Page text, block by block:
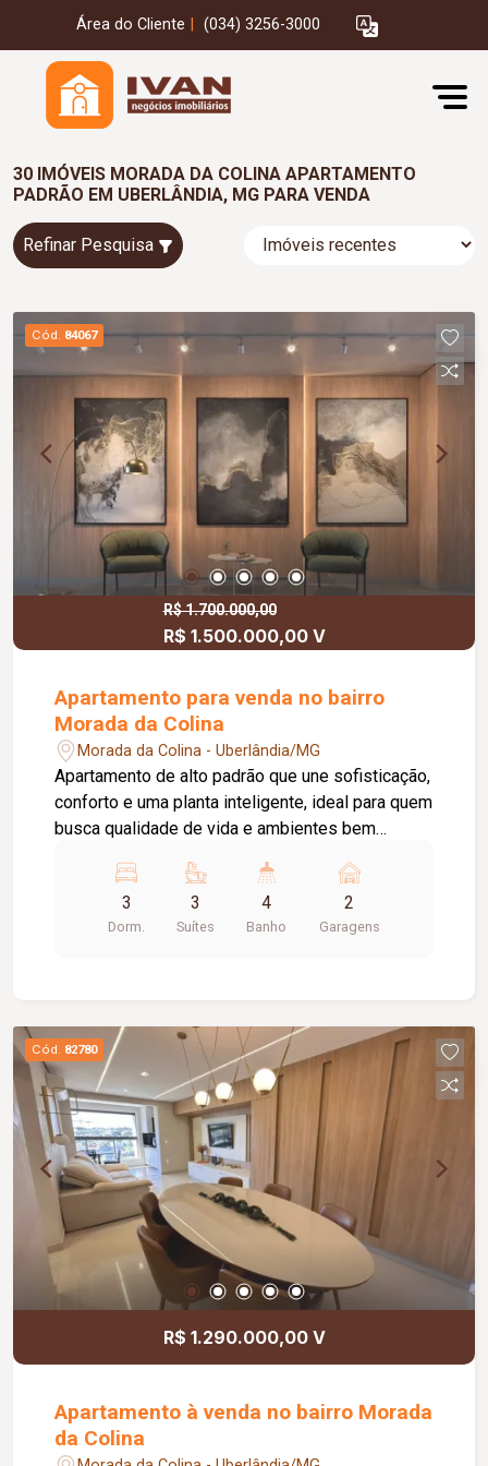
Área do Cliente (034) 3256-3000
30 IMÓVEIS MORADA DA COLINA APARTAMENTO
PADRÃO EM UBERLÂNDIA, MG PARA VENDA
Refinar Pesquisa
Cód. 84067
R$ 1.700.000,00
R$ 1.500.000,00 V
Apartamento para venda no bairro
Morada da Colina
Morada da Colina - Uberlândia/MG
Apartamento de alto padrão que une sofisticação,
conforto e uma planta inteligente, ideal para quem
busca qualidade de vida e ambientes bem
independentes; Ampla varanda gourmet integrada
aos ambientes sociais; 02 vagas de garagem
cobertas; O condomínio conta com: Infraestrutura
sendo uma excelente opção para morar ou
investir.
3
Dorm.
3
Suítes
4
Banho
2
Garagens
Cód. 82780
R$ 1.290.000,00 V
Apartamento à venda no bairro Morada
da Colina